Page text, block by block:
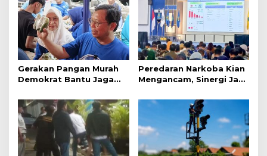
Gerakan Pangan Murah
Demokrat Bantu Jaga
Peredaran Narkoba Kian
Mengancam, Sinergi Jadi